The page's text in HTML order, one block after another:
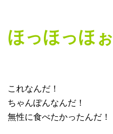
ほっほっほ
これなんだ！
ちゃんぽんなんだ！
無性に食べたかったんだ！